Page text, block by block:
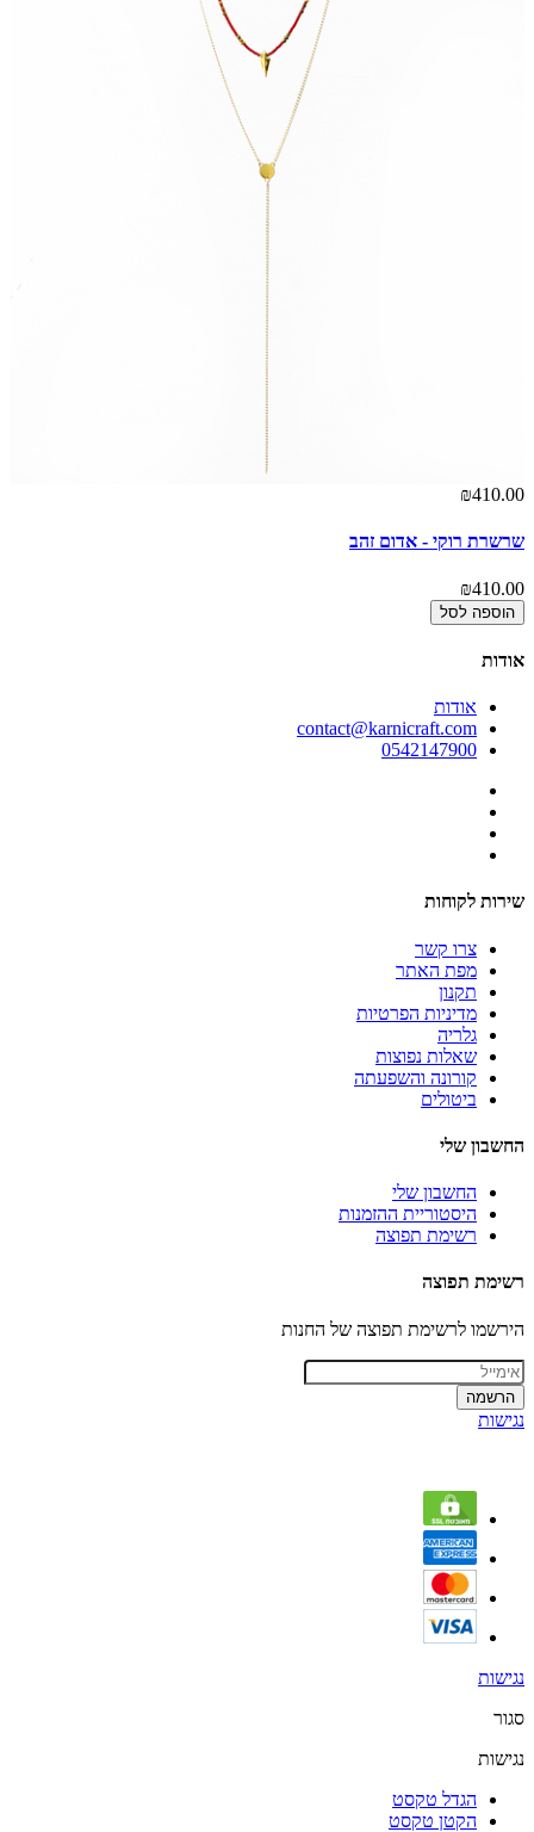
₪410.00
שרשרת רוקי - אדום זהב
₪410.00
הוספה לסל
אודות
אודות
contact@karnicraft.com
0542147900
שירות לקוחות
צרו קשר
מפת האתר
תקנון
מדיניות הפרטיות
גלריה
שאלות נפוצות
קורונה והשפעתה
ביטולים
החשבון שלי
החשבון שלי
היסטוריית ההזמנות
רשימת תפוצה
רשימת תפוצה
הירשמו לרשימת תפוצה של החנות
הרשמה
נגישות
נגישות
סגור
נגישות
הגדל טקסט
הקטן טקסט